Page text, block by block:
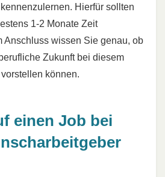
Hierfür sollten
1-2 Monate Zeit
Anschluss wissen Sie genau, ob
Zukunft bei diesem
können.
einen Job bei